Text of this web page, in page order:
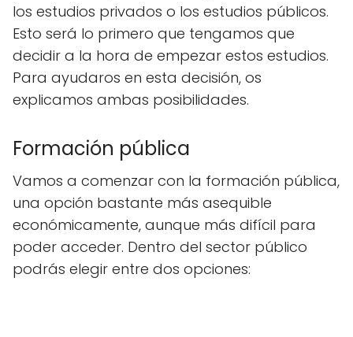
los estudios privados o los estudios públicos.
Esto será lo primero que tengamos que
decidir a la hora de empezar estos estudios.
Para ayudaros en esta decisión, os
explicamos ambas posibilidades.
Formación pública
Vamos a comenzar con la formación pública,
una opción bastante más asequible
económicamente, aunque más difícil para
poder acceder. Dentro del sector público
podrás elegir entre dos opciones: